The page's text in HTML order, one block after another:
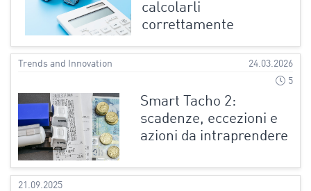
calcolarli
correttamente
Trends and Innovation
24.03.2026
5
Smart Tacho 2:
scadenze, eccezioni e
azioni da intraprendere
21.09.2025